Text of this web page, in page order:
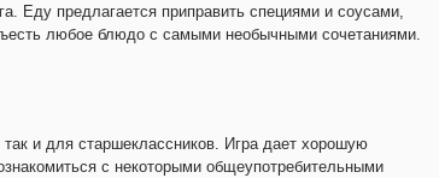
Еду предлагается приправить специями и соусами,
любое блюдо с самыми необычными сочетаниями.
и для старшеклассников. Игра дает хорошую
с некоторыми общеупотребительными